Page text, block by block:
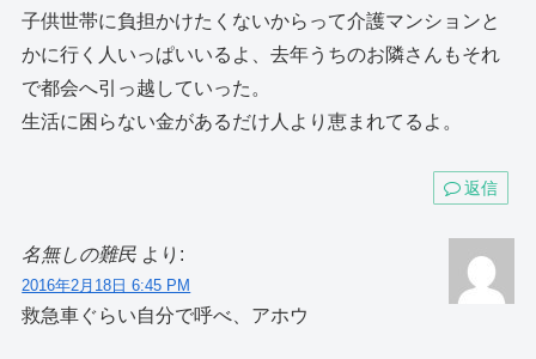
子供世帯に負担かけたくないからって介護マンションと
かに行く人いっぱいいるよ、去年うちのお隣さんもそれ
で都会へ引っ越していった。
生活に困らない金があるだけ人より恵まれてるよ。
返信
名無しの難民 より:
2016年2月18日 6:45 PM
救急車ぐらい自分で呼べ、アホウ